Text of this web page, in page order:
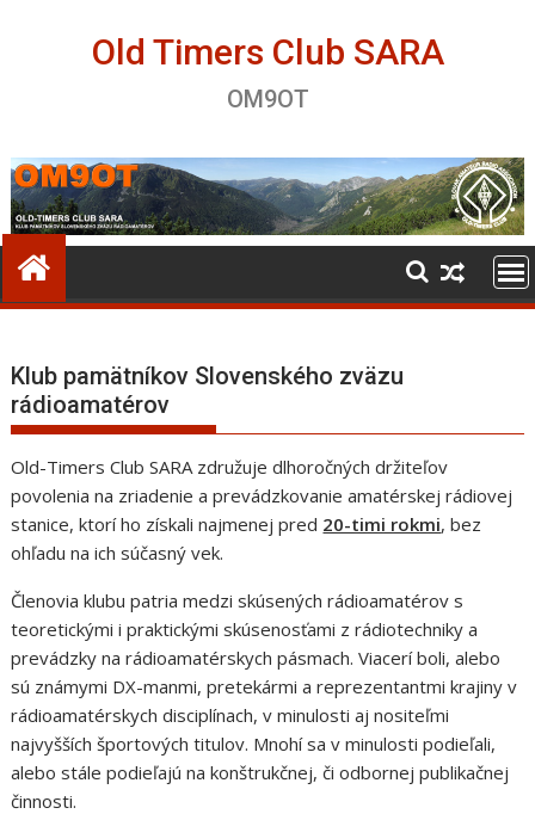
Old Timers Club SARA
OM9OT
Klub pamätníkov Slovenského zväzu
rádioamatérov
Old-Timers Club SARA združuje dlhoročných držiteľov
povolenia na zriadenie a prevádzkovanie amatérskej rádiovej
stanice, ktorí ho získali najmenej pred 20-timi rokmi, bez
ohľadu na ich súčasný vek.
Členovia klubu patria medzi skúsených rádioamatérov s
teoretickými i praktickými skúsenosťami z rádiotechniky a
prevádzky na rádioamatérskych pásmach. Viacerí boli, alebo
sú známymi DX-manmi, pretekármi a reprezentantmi krajiny v
rádioamatérskych disciplínach, v minulosti aj nositeľmi
najvyšších športových titulov. Mnohí sa v minulosti podieľali,
alebo stále podieľajú na konštrukčnej, či odbornej publikačnej
činnosti.